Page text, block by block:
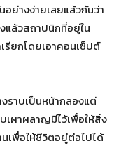
ย่างง่ายเลยแล้วกันว่า
แล้วสถาปนิกที่อยู่ใน
รียกโดยเอาคอนเซ็ปต์
ราบเป็นหน้ากลองแต่
เผาผลาญมีไว้เพื่อให้สิ่ง
เพื่อให้ชีวิตอยู่ต่อไปได้